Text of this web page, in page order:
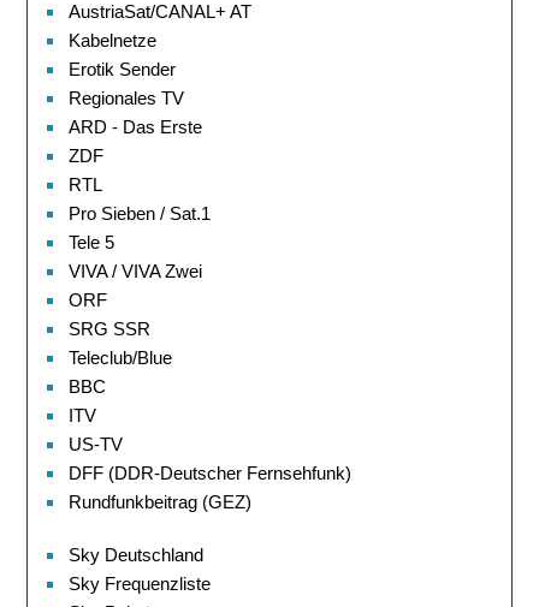
AustriaSat/CANAL+ AT
Kabelnetze
Erotik Sender
Regionales TV
ARD - Das Erste
ZDF
RTL
Pro Sieben / Sat.1
Tele 5
VIVA / VIVA Zwei
ORF
SRG SSR
Teleclub/Blue
BBC
ITV
US-TV
DFF (DDR-Deutscher Fernsehfunk)
Rundfunkbeitrag (GEZ)
Sky Deutschland
Sky Frequenzliste